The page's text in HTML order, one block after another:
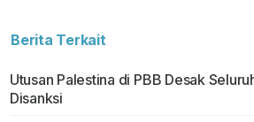
Berita Terkait
Utusan Palestina di PBB Desak
Disanksi